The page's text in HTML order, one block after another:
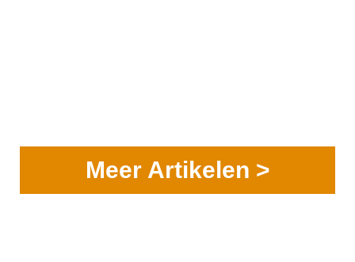
Meer Artikelen >